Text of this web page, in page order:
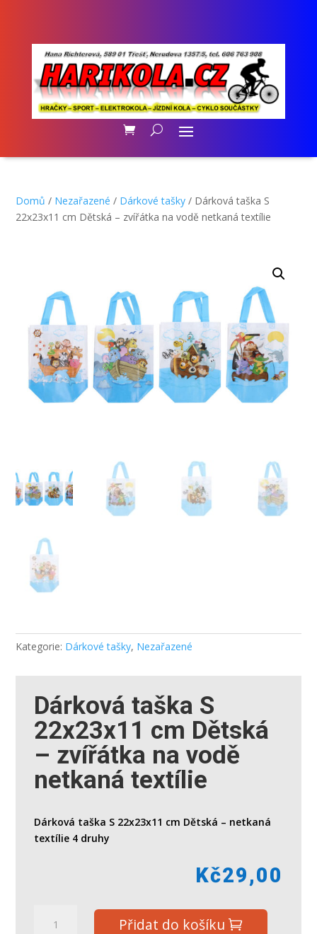
Domů / Nezařazené / Dárkové tašky / Dárková taška S
22x23x11 cm Dětská – zvířátka na vodě netkaná textílie
Kategorie: Dárkové tašky, Nezařazené
Dárková taška S
22x23x11 cm Dětská
– zvířátka na vodě
netkaná textílie
Dárková taška S 22x23x11 cm Dětská – netkaná
textílie 4 druhy
Kč29,00
taška
Přidat do košíku